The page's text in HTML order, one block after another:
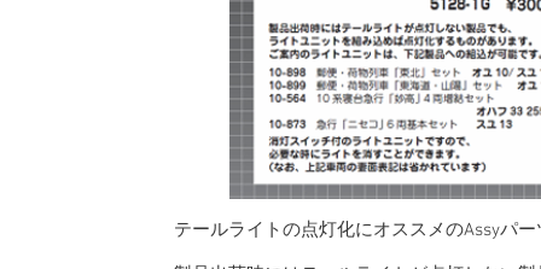
テールライトの点灯化にオススメのAssyパ